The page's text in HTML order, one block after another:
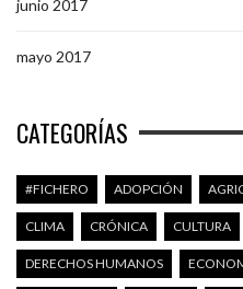
junio 2017
mayo 2017
CATEGORÍAS
#FICHERO ADOPCIÓN
CLIMA CRÓNICA CULTURA
DERECHOS HUMANOS